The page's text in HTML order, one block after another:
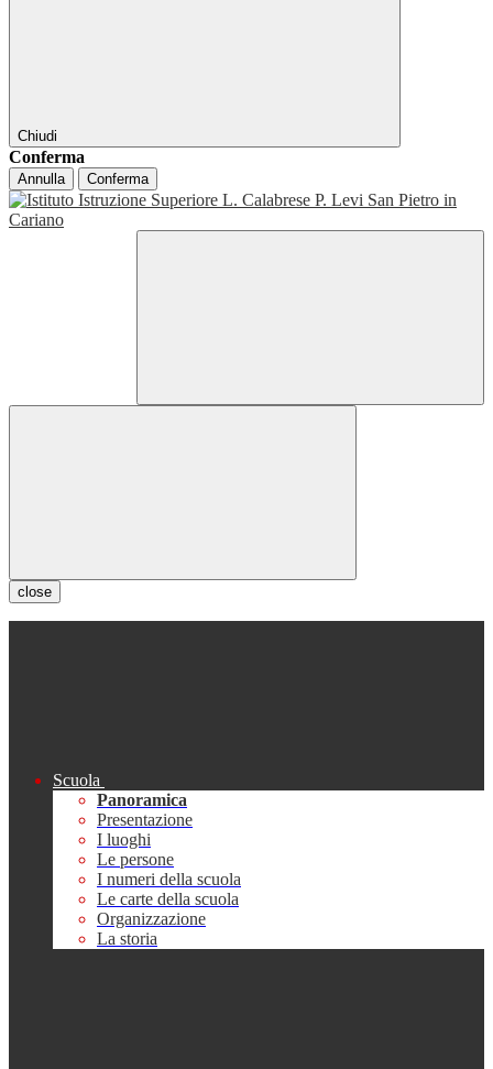
Chiudi
Conferma
Annulla Conferma
close
Scuola
Panoramica
Presentazione
I luoghi
Le persone
I numeri della scuola
Le carte della scuola
Organizzazione
La storia